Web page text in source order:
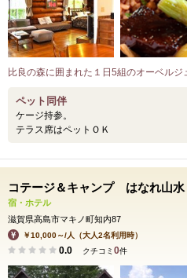
比良の森に囲まれた１日5組のオーベルジ
ペット同伴
ケージ持参。
テラス席はペットＯＫ
コテージ＆キャンプ はなれ山水
宿・ホテル
滋賀県高島市マキノ町知内87
￥10,000～/人（大人2名利用時）
0.0 クチコミ 0件